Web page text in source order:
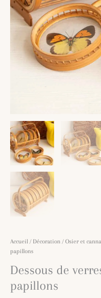
Accueil / Décoration /Osier et
papillons
Dessous de
papillons